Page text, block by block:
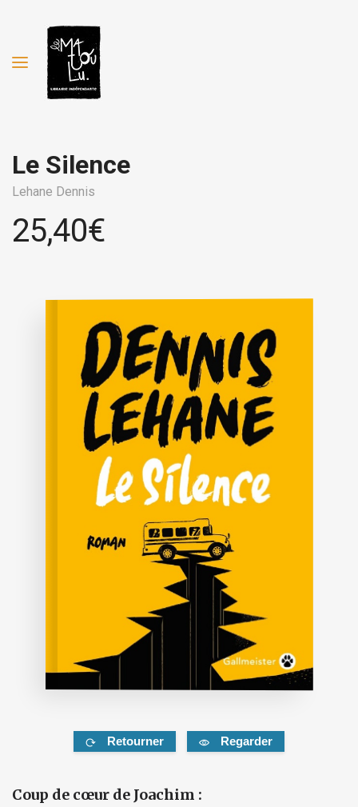
Le Silence
Lehane Dennis
25,40€
Retourner Regarder
Coup de cœur de Joachim :